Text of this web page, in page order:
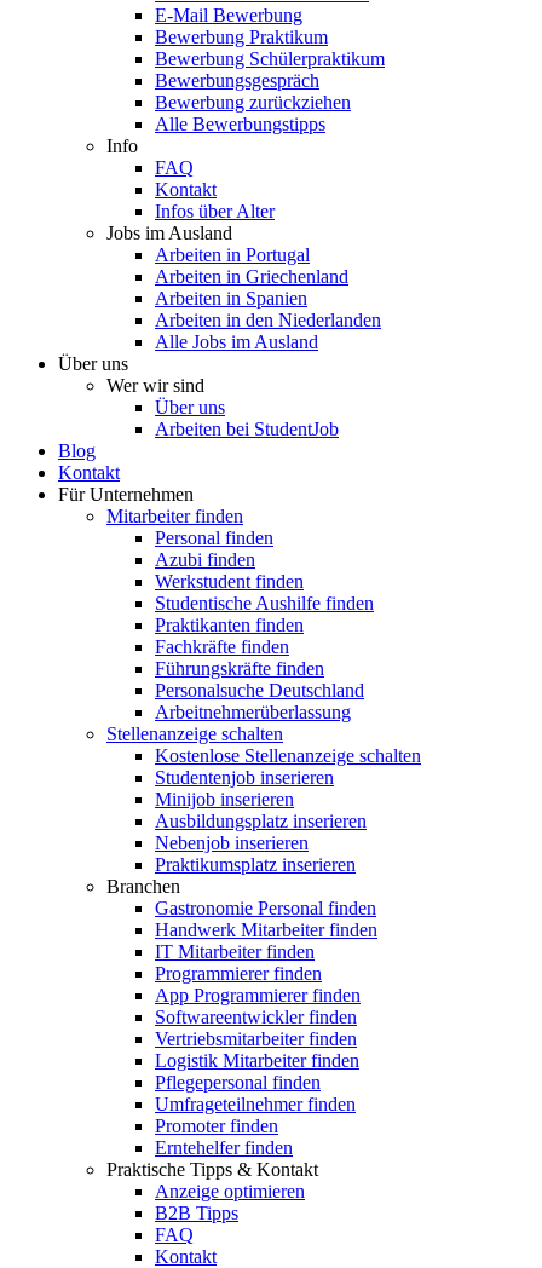
E-Mail Bewerbung
Bewerbung Praktikum
Bewerbung Schülerpraktikum
Bewerbungsgespräch
Bewerbung zurückziehen
Alle Bewerbungstipps
Info
FAQ
Kontakt
Infos über Alter
Jobs im Ausland
Arbeiten in Portugal
Arbeiten in Griechenland
Arbeiten in Spanien
Arbeiten in den Niederlanden
Alle Jobs im Ausland
Über uns
Wer wir sind
Über uns
Arbeiten bei StudentJob
Blog
Kontakt
Für Unternehmen
Mitarbeiter finden
Personal finden
Azubi finden
Werkstudent finden
Studentische Aushilfe finden
Praktikanten finden
Fachkräfte finden
Führungskräfte finden
Personalsuche Deutschland
Arbeitnehmerüberlassung
Stellenanzeige schalten
Kostenlose Stellenanzeige schalten
Studentenjob inserieren
Minijob inserieren
Ausbildungsplatz inserieren
Nebenjob inserieren
Praktikumsplatz inserieren
Branchen
Gastronomie Personal finden
Handwerk Mitarbeiter finden
IT Mitarbeiter finden
Programmierer finden
App Programmierer finden
Softwareentwickler finden
Vertriebsmitarbeiter finden
Logistik Mitarbeiter finden
Pflegepersonal finden
Umfrageteilnehmer finden
Promoter finden
Erntehelfer finden
Praktische Tipps & Kontakt
Anzeige optimieren
B2B Tipps
FAQ
Kontakt